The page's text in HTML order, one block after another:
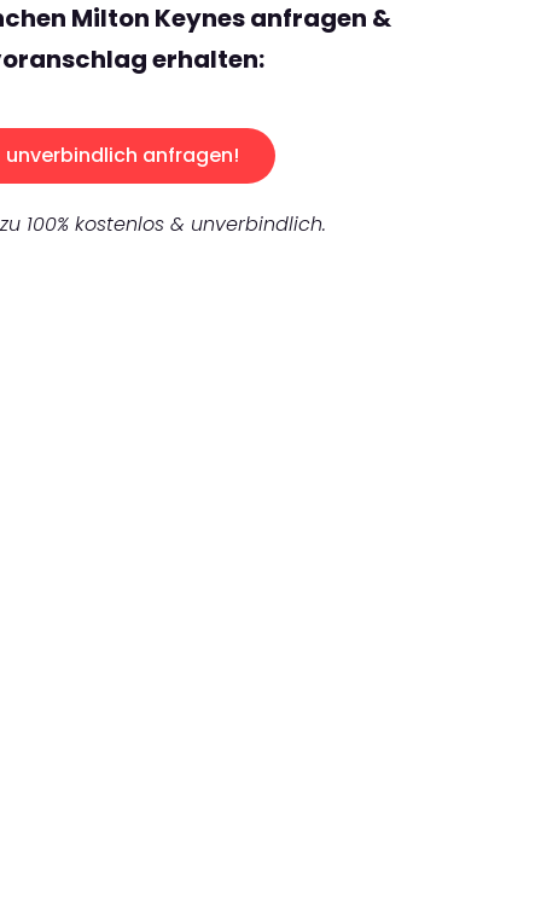
Milton Keynes anfragen &
erhalten:
unverbindlich anfragen!
100% kostenlos & unverbindlich.